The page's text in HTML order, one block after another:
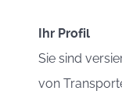
Ihr Profil
Sie sind
von